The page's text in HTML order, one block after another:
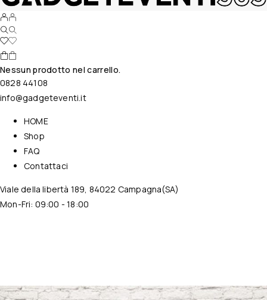
Nessun prodotto nel carrello.
0828 44108
info@gadgeteventi.it
HOME
Shop
FAQ
Contattaci
Viale della libertà 189, 84022 Campagna(SA)
Mon-Fri: 09:00 - 18:00